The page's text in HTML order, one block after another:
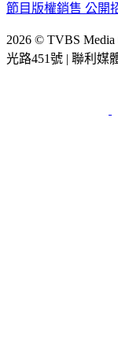
節目版權銷售 公開
2026 © TVBS
光路451號 | 聯利媒